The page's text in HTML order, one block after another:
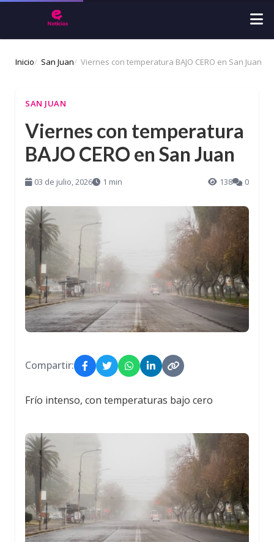
Inicio San Juan Viernes con temperatura BAJO CERO en San Juan
SAN JUAN
Viernes con temperatura
BAJO CERO en San Juan
03 de julio, 2026 1 min 138 0
Compartir:
Frío intenso, con temperaturas bajo cero